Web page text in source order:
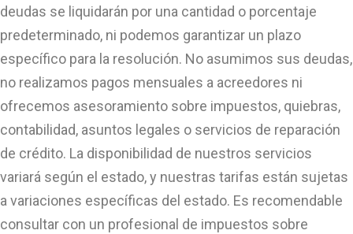
deudas se liquidarán por una cantidad o porcentaje
predeterminado, ni podemos garantizar un plazo
específico para la resolución. No asumimos sus deudas,
no realizamos pagos mensuales a acreedores ni
ofrecemos asesoramiento sobre impuestos, quiebras,
contabilidad, asuntos legales o servicios de reparación
de crédito. La disponibilidad de nuestros servicios
variará según el estado, y nuestras tarifas están sujetas
a variaciones específicas del estado. Es recomendable
consultar con un profesional de impuestos sobre